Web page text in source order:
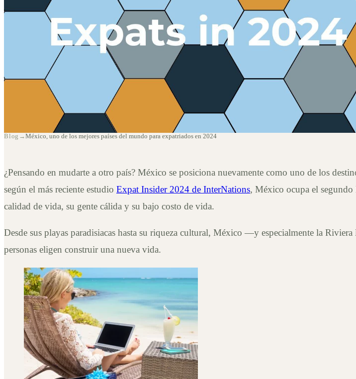
México, uno de los mejores
mundo para expatriados en
6 mai 2025
Blog →México, uno de los mejores países del mundo para expatriados en 2024
¿Pensando en mudarte a otro país? México se posiciona nuevamente como uno de los
según el más reciente estudio Expat Insider 2024 de InterNations, México ocupa el
calidad de vida, su gente cálida y su bajo costo de vida.
Desde sus playas paradisiacas hasta su riqueza cultural, México —y especialmente la
personas eligen construir una nueva vida.